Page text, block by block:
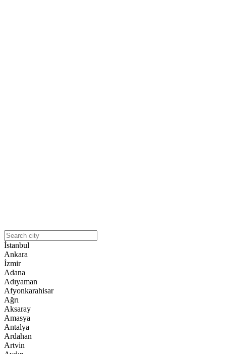
İstanbul
Ankara
İzmir
Adana
Adıyaman
Afyonkarahisar
Ağrı
Aksaray
Amasya
Antalya
Ardahan
Artvin